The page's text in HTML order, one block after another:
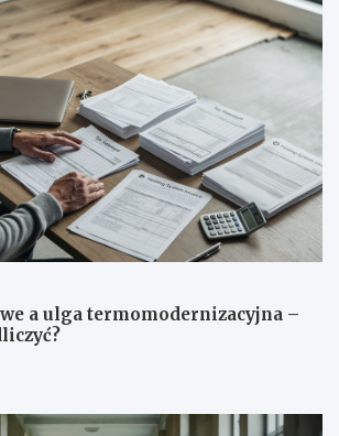
a ulga termomodernizacyjna –